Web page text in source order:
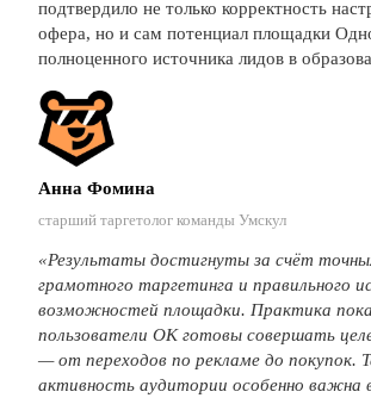
подтвердило не только корректность
офера, но и сам потенциал площадки
полноценного источника лидов в
Анна Фомина
старший таргетолог команды Умскул
«Результаты достигнуты за счёт
грамотного таргетинга и правильного
возможностей площадки. Практика
пользователи ОК готовы совершать
— от переходов по рекламе до покупок.
активность аудитории особенно важна